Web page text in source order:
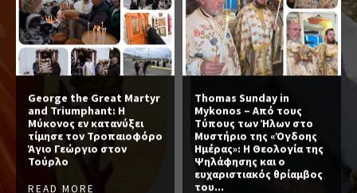
George the Great Martyr
and Triumphant: Η
Μύκονος εν κατανύξει
τίμησε τον Τροπαιοφόρο
Άγιο Γεώργιο στον
Τούρλο
READ MORE
Thomas Sunday in
Mykonos – Από τους
Τύπους των Ήλων στο
Μυστήριο της «Όγδοης
Ημέρας»: Η Θεολογία της
Ψηλάφησης και ο
ευχαριστιακός θρίαμβος
του...